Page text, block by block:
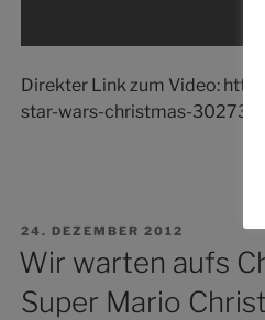
Direkter Link zum Video:
star-wars-christmas-3027358
VERÖFFENTLICHT
AM
24. DEZEMBER 2012
Wir warten aufs
Super Mario